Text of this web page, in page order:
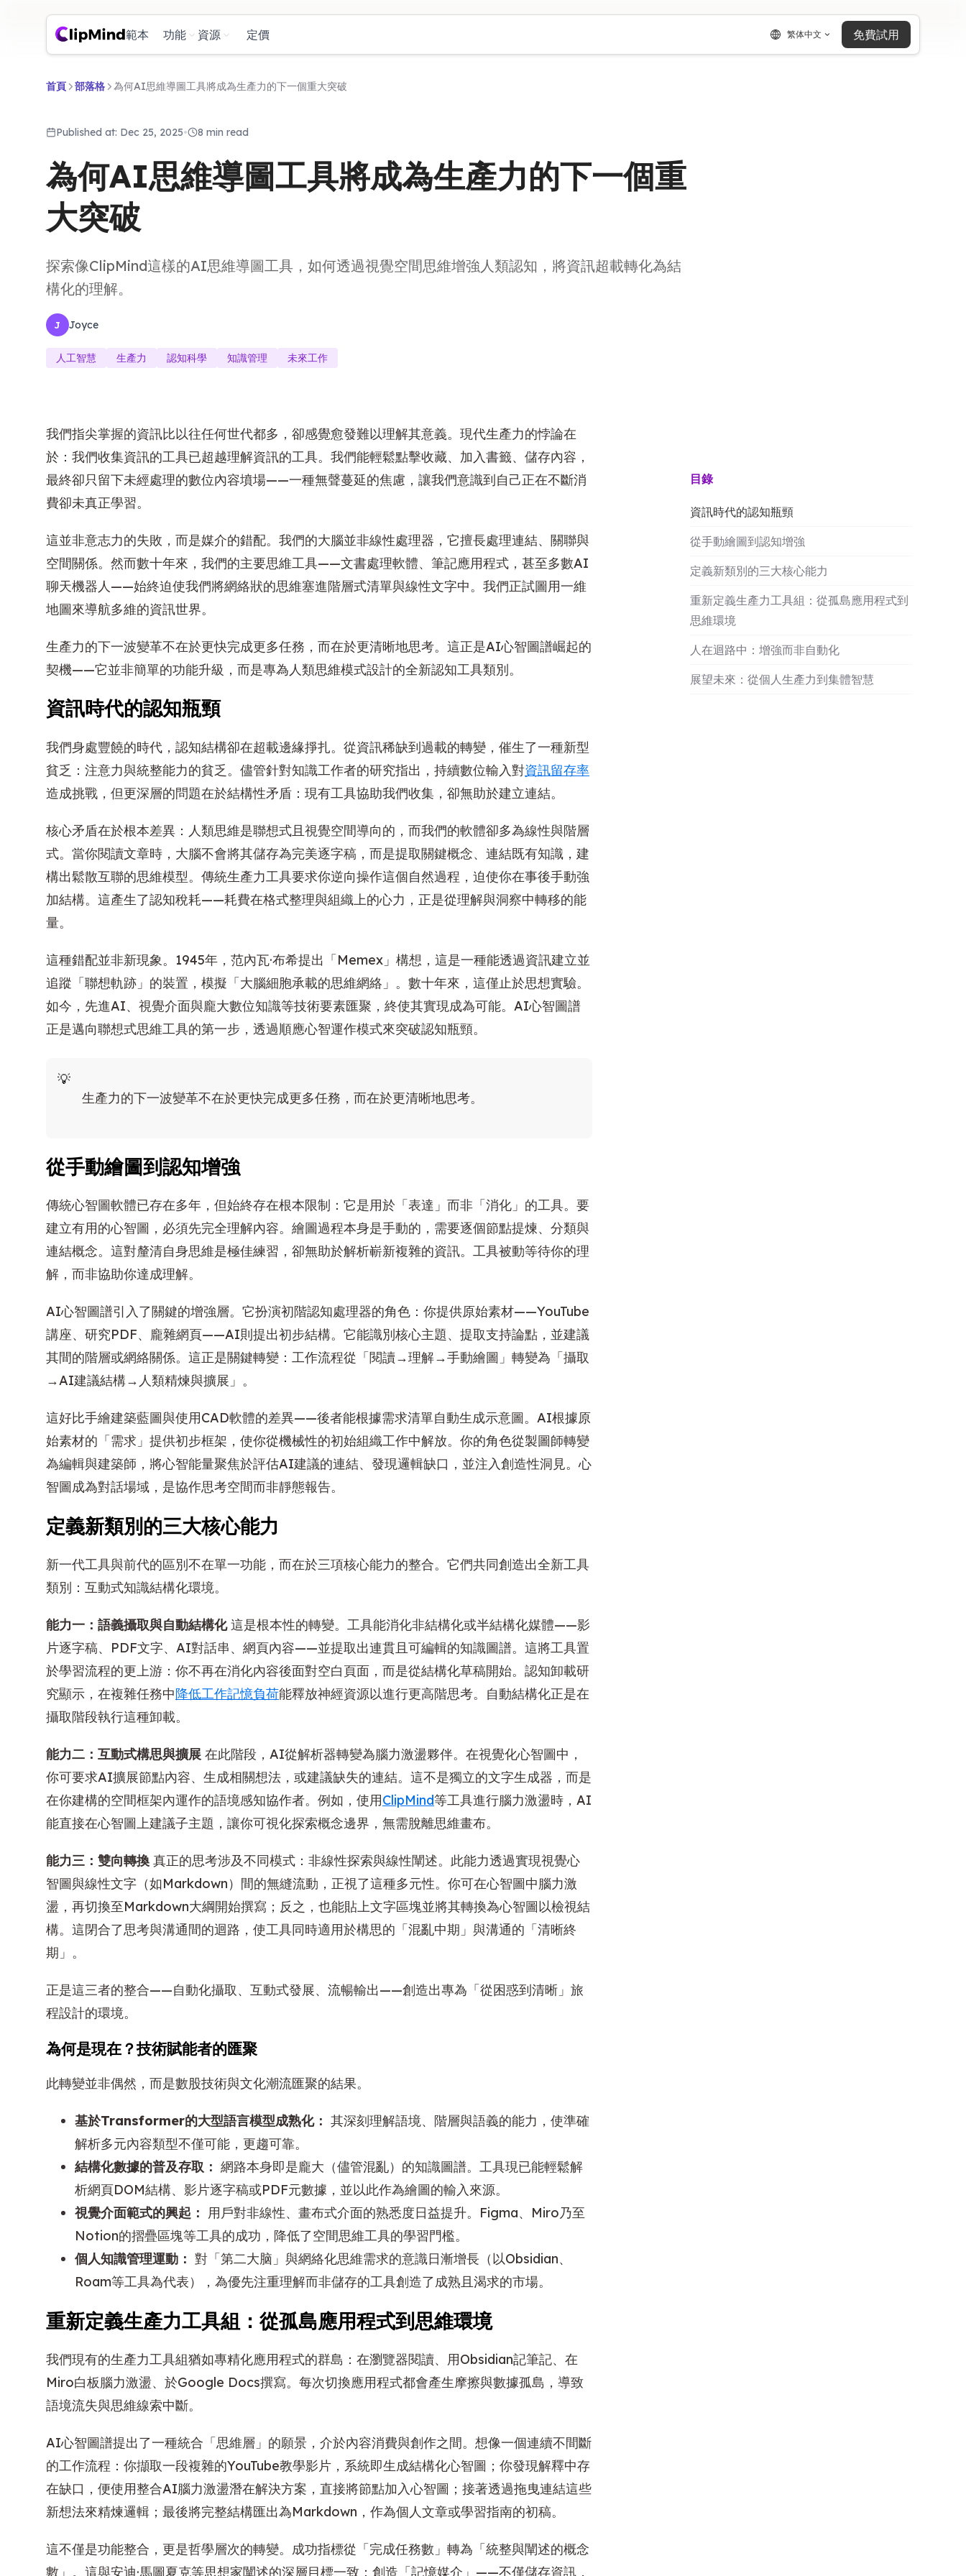
範本 功能 資源 定價 繁体中文 免費試用
首頁 部落格 為何AI思維導圖工具將成為生產力的下一個重大突破
Published at: Dec 25, 2025• 8 min read
為何AI思維導圖工具將成為生產力的下一個重
大突破
探索像ClipMind這樣的AI思維導圖工具，如何透過視覺空間思維增強人類認知，將資訊超載轉化為結
構化的理解。
J Joyce
人工智慧 生產力 認知科學 知識管理 未來工作
我們指尖掌握的資訊比以往任何世代都多，卻感覺愈發難以理解其意義。現代生產力的悖論在
於：我們收集資訊的工具已超越理解資訊的工具。我們能輕鬆點擊收藏、加入書籤、儲存內容，
最終卻只留下未經處理的數位內容墳場——一種無聲蔓延的焦慮，讓我們意識到自己正在不斷消
費卻未真正學習。
這並非意志力的失敗，而是媒介的錯配。我們的大腦並非線性處理器，它擅長處理連結、關聯與
空間關係。然而數十年來，我們的主要思維工具——文書處理軟體、筆記應用程式，甚至多數AI
聊天機器人——始終迫使我們將網絡狀的思維塞進階層式清單與線性文字中。我們正試圖用一維
地圖來導航多維的資訊世界。
生產力的下一波變革不在於更快完成更多任務，而在於更清晰地思考。這正是AI心智圖譜崛起的
契機——它並非簡單的功能升級，而是專為人類思維模式設計的全新認知工具類別。
資訊時代的認知瓶頸
我們身處豐饒的時代，認知結構卻在超載邊緣掙扎。從資訊稀缺到過載的轉變，催生了一種新型
貧乏：注意力與統整能力的貧乏。儘管針對知識工作者的研究指出，持續數位輸入對資訊留存率
造成挑戰，但更深層的問題在於結構性矛盾：現有工具協助我們收集，卻無助於建立連結。
核心矛盾在於根本差異：人類思維是聯想式且視覺空間導向的，而我們的軟體卻多為線性與階層
式。當你閱讀文章時，大腦不會將其儲存為完美逐字稿，而是提取關鍵概念、連結既有知識，建
構出鬆散互聯的思維模型。傳統生產力工具要求你逆向操作這個自然過程，迫使你在事後手動強
加結構。這產生了認知稅耗——耗費在格式整理與組織上的心力，正是從理解與洞察中轉移的能
量。
這種錯配並非新現象。1945年，范內瓦·布希提出「Memex」構想，這是一種能透過資訊建立並
追蹤「聯想軌跡」的裝置，模擬「大腦細胞承載的思維網絡」。數十年來，這僅止於思想實驗。
如今，先進AI、視覺介面與龐大數位知識等技術要素匯聚，終使其實現成為可能。AI心智圖譜
正是邁向聯想式思維工具的第一步，透過順應心智運作模式來突破認知瓶頸。
生產力的下一波變革不在於更快完成更多任務，而在於更清晰地思考。
從手動繪圖到認知增強
傳統心智圖軟體已存在多年，但始終存在根本限制：它是用於「表達」而非「消化」的工具。要
建立有用的心智圖，必須先完全理解內容。繪圖過程本身是手動的，需要逐個節點提煉、分類與
連結概念。這對釐清自身思維是極佳練習，卻無助於解析嶄新複雜的資訊。工具被動等待你的理
解，而非協助你達成理解。
AI心智圖譜引入了關鍵的增強層。它扮演初階認知處理器的角色：你提供原始素材——YouTube
講座、研究PDF、龐雜網頁——AI則提出初步結構。它能識別核心主題、提取支持論點，並建議
其間的階層或網絡關係。這正是關鍵轉變：工作流程從「閱讀→理解→手動繪圖」轉變為「攝取
→AI建議結構→人類精煉與擴展」。
這好比手繪建築藍圖與使用CAD軟體的差異——後者能根據需求清單自動生成示意圖。AI根據原
始素材的「需求」提供初步框架，使你從機械性的初始組織工作中解放。你的角色從製圖師轉變
為編輯與建築師，將心智能量聚焦於評估AI建議的連結、發現邏輯缺口，並注入創造性洞見。心
智圖成為對話場域，是協作思考空間而非靜態報告。
定義新類別的三大核心能力
新一代工具與前代的區別不在單一功能，而在於三項核心能力的整合。它們共同創造出全新工具
類別：互動式知識結構化環境。
能力一：語義攝取與自動結構化這是根本性的轉變。工具能消化非結構化或半結構化媒體——影
片逐字稿、PDF文字、AI對話串、網頁內容——並提取出連貫且可編輯的知識圖譜。這將工具置
於學習流程的更上游：你不再在消化內容後面對空白頁面，而是從結構化草稿開始。認知卸載研
究顯示，在複雜任務中降低工作記憶負荷能釋放神經資源以進行更高階思考。自動結構化正是在
攝取階段執行這種卸載。
能力二：互動式構思與擴展 在此階段，AI從解析器轉變為腦力激盪夥伴。在視覺化心智圖中，
你可要求AI擴展節點內容、生成相關想法，或建議缺失的連結。這不是獨立的文字生成器，而是
在你建構的空間框架內運作的語境感知協作者。例如，使用ClipMind等工具進行腦力激盪時，AI
能直接在心智圖上建議子主題，讓你可視化探索概念邊界，無需脫離思維畫布。
能力三：雙向轉換 真正的思考涉及不同模式：非線性探索與線性闡述。此能力透過實現視覺心
智圖與線性文字（如Markdown）間的無縫流動，正視了這種多元性。你可在心智圖中腦力激
盪，再切換至Markdown大綱開始撰寫；反之，也能貼上文字區塊並將其轉換為心智圖以檢視結
構。這閉合了思考與溝通間的迴路，使工具同時適用於構思的「混亂中期」與溝通的「清晰終
期」。
正是這三者的整合——自動化攝取、互動式發展、流暢輸出——創造出專為「從困惑到清晰」旅
程設計的環境。
為何是現在？技術賦能者的匯聚
此轉變並非偶然，而是數股技術與文化潮流匯聚的結果。
基於Transformer的大型語言模型成熟化： 其深刻理解語境、階層與語義的能力，使準確
解析多元內容類型不僅可能，更趨可靠。
結構化數據的普及存取： 網路本身即是龐大（儘管混亂）的知識圖譜。工具現已能輕鬆解
析網頁DOM結構、影片逐字稿或PDF元數據，並以此作為繪圖的輸入來源。
視覺介面範式的興起： 用戶對非線性、畫布式介面的熟悉度日益提升。Figma、Miro乃至
Notion的摺疊區塊等工具的成功，降低了空間思維工具的學習門檻。
個人知識管理運動： 對「第二大脑」與網絡化思維需求的意識日漸增長（以Obsidian、
Roam等工具為代表），為優先注重理解而非儲存的工具創造了成熟且渴求的市場。
重新定義生產力工具組：從孤島應用程式到思維環境
我們現有的生產力工具組猶如專精化應用程式的群島：在瀏覽器閱讀、用Obsidian記筆記、在
Miro白板腦力激盪、於Google Docs撰寫。每次切換應用程式都會產生摩擦與數據孤島，導致
語境流失與思維線索中斷。
AI心智圖譜提出了一種統合「思維層」的願景，介於內容消費與創作之間。想像一個連續不間斷
的工作流程：你擷取一段複雜的YouTube教學影片，系統即生成結構化心智圖；你發現解釋中存
在缺口，便使用整合AI腦力激盪潛在解決方案，直接將節點加入心智圖；接著透過拖曳連結這些
新想法來精煉邏輯；最後將完整結構匯出為Markdown，作為個人文章或學習指南的初稿。
這不僅是功能整合，更是哲學層次的轉變。成功指標從「完成任務數」轉為「統整與闡述的概念
數」。這與安迪·馬圖夏克等思想家闡述的深層目標一致：創造「記憶媒介」——不僅儲存資訊，
目錄
資訊時代的認知瓶頸
從手動繪圖到認知增強
定義新類別的三大核心能力
重新定義生產力工具組：從孤島應用程式到
思維環境
人在迴路中：增強而非自動化
展望未來：從個人生產力到集體智慧